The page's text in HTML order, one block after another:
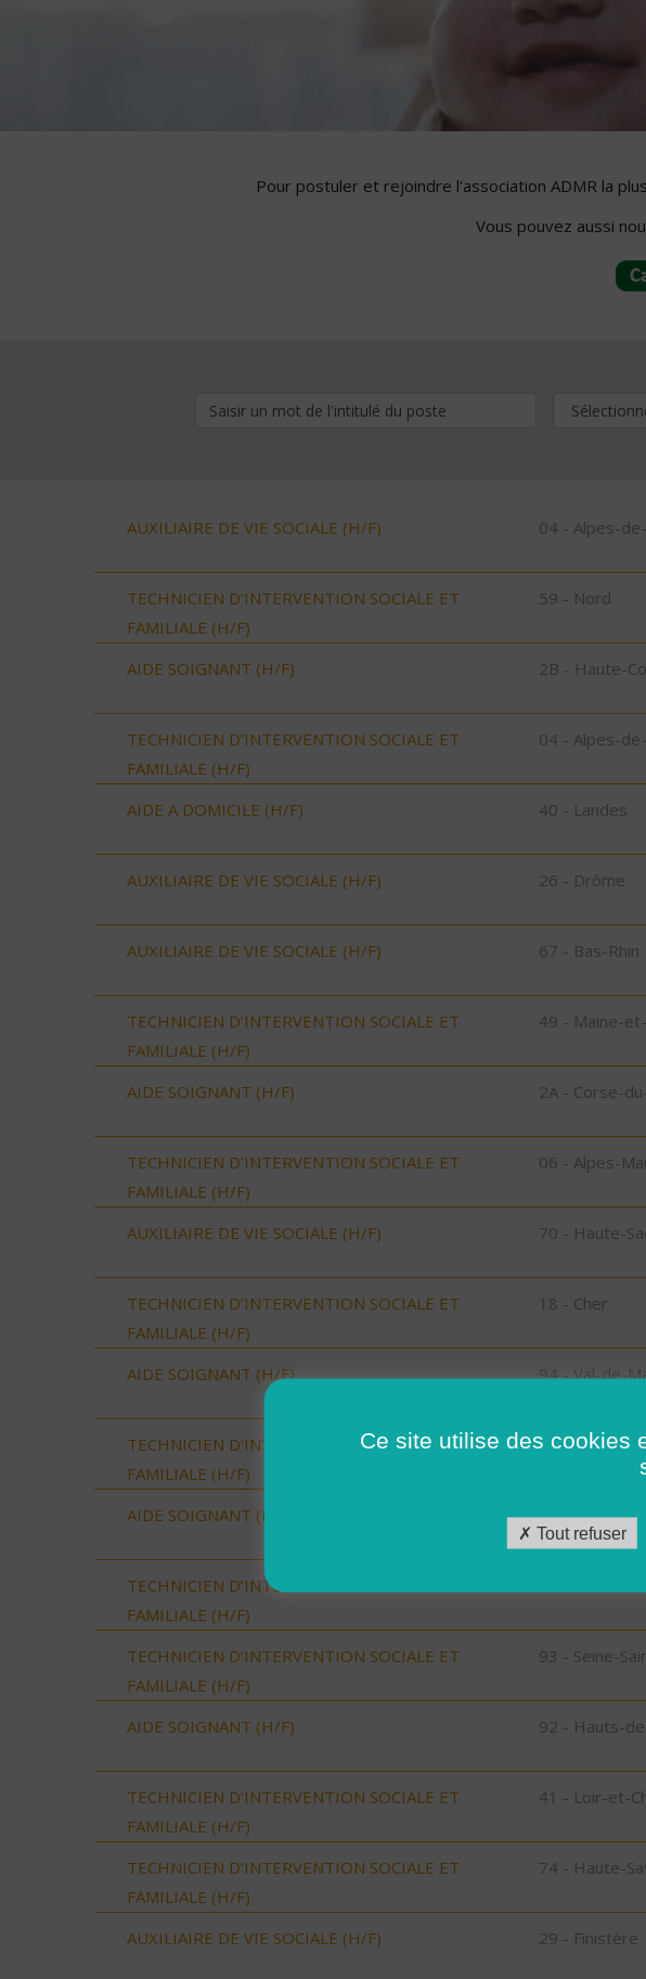
Pour postuler et rejoindre l'association ADMR la
Vous pouvez aussi
AUXILIAIRE DE VIE SOCIALE (H/F) 04 - Alpes-
TECHNICIEN D’INTERVENTION SOCIALE ET
FAMILIALE (H/F)
59 - Nord
AIDE SOIGNANT (H/F) 2B - Haute-
TECHNICIEN D’INTERVENTION SOCIALE ET
FAMILIALE (H/F)
04 - Alpes-
AIDE A DOMICILE (H/F) 40 - Landes
AUXILIAIRE DE VIE SOCIALE (H/F) 26 - Drôme
AUXILIAIRE DE VIE SOCIALE (H/F) 67 - Bas-Rhin
TECHNICIEN D’INTERVENTION SOCIALE ET
FAMILIALE (H/F)
49 - Maine-
AIDE SOIGNANT (H/F) 2A - Corse-
TECHNICIEN D’INTERVENTION SOCIALE ET
FAMILIALE (H/F)
06 - Alpes-
AUXILIAIRE DE VIE SOCIALE (H/F) 70 - Haute-
TECHNICIEN D’INTERVENTION SOCIALE ET
FAMILIALE (H/F)
18 - Cher
AIDE SOIGNANT (H/F) 94 - Val-de-
TECHNICIEN D’INTERVENTION SOCIALE ET
FAMILIALE (H/F)
47 - Lot-et-
AIDE SOIGNANT (H/F) 18 - Cher
TECHNICIEN D’INTERVENTION SOCIALE ET
FAMILIALE (H/F)
TECHNICIEN D’INTERVENTION SOCIALE ET
FAMILIALE (H/F)
93 - Seine-
AIDE SOIGNANT (H/F) 92 - Hauts-
TECHNICIEN D’INTERVENTION SOCIALE ET
FAMILIALE (H/F)
41 - Loir-et-
TECHNICIEN D’INTERVENTION SOCIALE ET
FAMILIALE (H/F)
74 - Haute-
AUXILIAIRE DE VIE SOCIALE (H/F) 29 - Finistère
Ce site utilise des cookies
Tout refuser